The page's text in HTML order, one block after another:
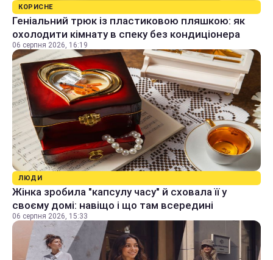
КОРИСНЕ
Геніальний трюк із пластиковою пляшкою: як
охолодити кімнату в спеку без кондиціонера
06 серпня 2026, 16:19
ЛЮДИ
Жінка зробила "капсулу часу" й сховала її у
своєму домі: навіщо і що там всередині
06 серпня 2026, 15:33